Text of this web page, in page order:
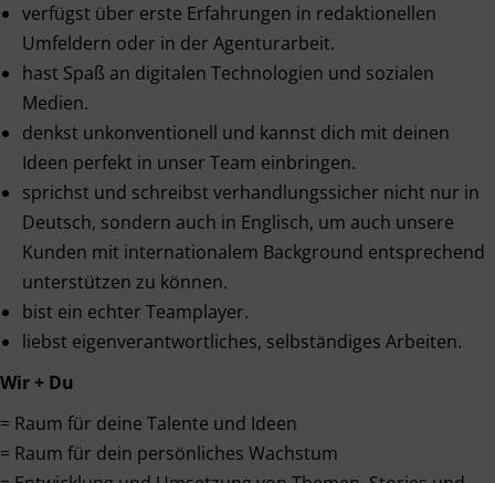
verfügst über erste Erfahrungen in redaktionellen
Umfeldern oder in der Agenturarbeit.
hast Spaß an digitalen Technologien und sozialen
Medien.
denkst unkonventionell und kannst dich mit deinen
Ideen perfekt in unser Team einbringen.
sprichst und schreibst verhandlungssicher nicht nur in
Deutsch, sondern auch in Englisch, um auch unsere
Kunden mit internationalem Background entsprechend
unterstützen zu können.
bist ein echter Teamplayer.
liebst eigenverantwortliches, selbständiges Arbeiten.
Wir + Du
= Raum für deine Talente und Ideen
= Raum für dein persönliches Wachstum